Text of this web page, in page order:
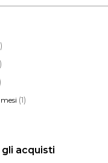
(1)
acquisti